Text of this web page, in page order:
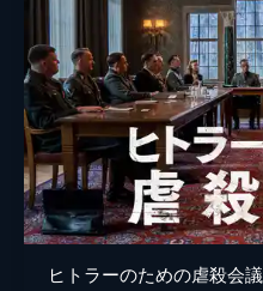
ヒトラーのための虐殺会議